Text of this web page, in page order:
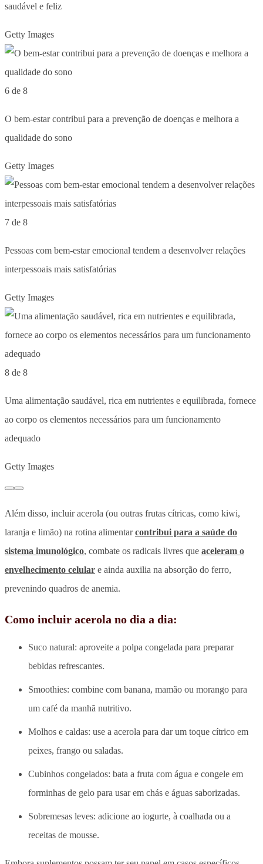
saudável e feliz
Getty Images
6 de 8
O bem-estar contribui para a prevenção de doenças e melhora a
qualidade do sono
Getty Images
7 de 8
Pessoas com bem-estar emocional tendem a desenvolver relações
interpessoais mais satisfatórias
Getty Images
8 de 8
Uma alimentação saudável, rica em nutrientes e equilibrada, fornece
ao corpo os elementos necessários para um funcionamento
adequado
Getty Images
Além disso, incluir acerola (ou outras frutas cítricas, como kiwi,
laranja e limão) na rotina alimentarcontribui para a saúde do
sistema imunológico, combate os radicais livres que aceleram o
envelhecimento celular e ainda auxilia na absorção do ferro,
prevenindo quadros de anemia.
Como incluir acerola no dia a dia:
Suco natural: aproveite a polpa congelada para preparar
bebidas refrescantes.
Smoothies: combine com banana, mamão ou morango para
um café da manhã nutritivo.
Molhos e caldas: use a acerola para dar um toque cítrico em
peixes, frango ou saladas.
Cubinhos congelados: bata a fruta com água e congele em
forminhas de gelo para usar em chás e águas saborizadas.
Sobremesas leves: adicione ao iogurte, à coalhada ou a
receitas de mousse.